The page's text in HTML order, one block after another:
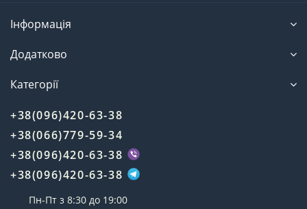
Інформація
Додатково
Категорії
+38(096)420-63-38
+38(066)779-59-34
+38(096)420-63-38
+38(096)420-63-38
Пн-Пт з 8:30 до 19:00